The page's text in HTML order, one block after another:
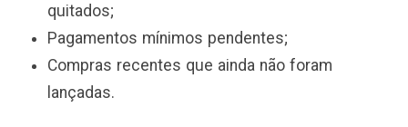
quitados;
Pagamentos mínimos pendentes;
Compras recentes que ainda não foram
lançadas.